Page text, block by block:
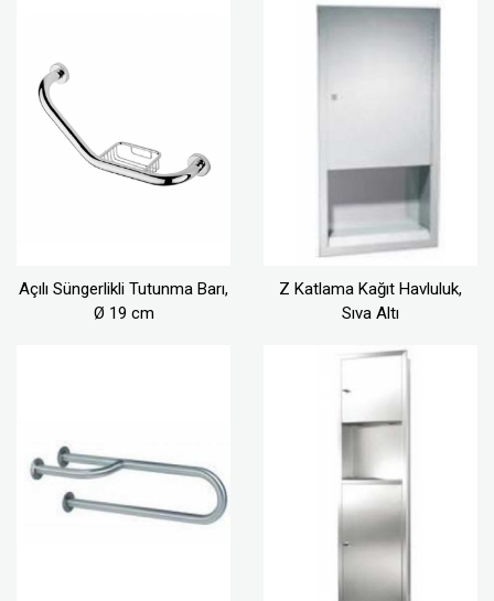
Açılı Süngerlikli Tutunma Barı,
Ø 19 cm
Z Katlama Kağıt Havluluk,
Sıva Altı